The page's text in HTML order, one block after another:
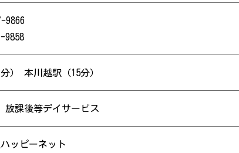
9866
9858
） 本川越駅（15分）
放課後等デイサービス
ッピーネット